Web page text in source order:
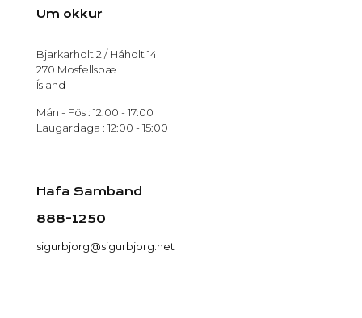
Um okkur
Bjarkarholt 2 / Háholt 14
270 Mosfellsbæ
Ísland
Mán - Fös : 12:00 - 17:00
Laugardaga : 12:00 - 15:00
Hafa Samband
888-1250
sigurbjorg@sigurbjorg.net